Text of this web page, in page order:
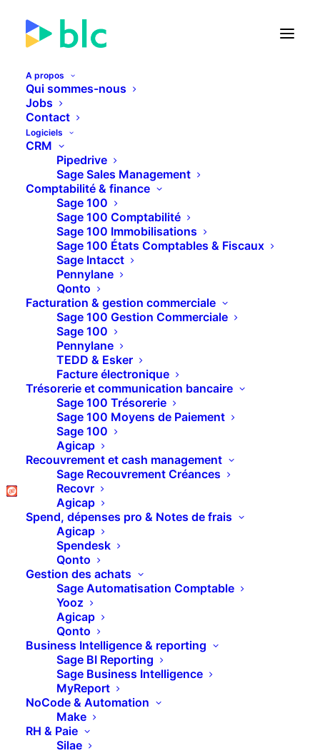
A propos
Qui sommes-nous
Jobs
Contact
Logiciels
CRM
Pipedrive
Sage Sales Management
Comptabilité & finance
Sage 100
Sage 100 Comptabilité
Sage 100 Immobilisations
Sage 100 États Comptables & Fiscaux
Sage Intacct
Pennylane
Qonto
Facturation & gestion commerciale
Sage 100 Gestion Commerciale
Sage 100
Pennylane
TEDD & Esker
Facture électronique
Trésorerie et communication bancaire
Sage 100 Trésorerie
Sage 100 Moyens de Paiement
Sage 100
Agicap
Recouvrement et cash management
Sage Recouvrement Créances
Recovr
Agicap
Spend, dépenses pro & Notes de frais
Agicap
Spendesk
Qonto
Gestion des achats
Sage Automatisation Comptable
Yooz
Agicap
Qonto
Business Intelligence & reporting
Sage BI Reporting
Sage Business Intelligence
MyReport
NoCode & Automation
Make
RH & Paie
Silae
Paie
Déclarer l’égalité Femmes-Hommes
Le Net imposable et l’impôt sur le revenu